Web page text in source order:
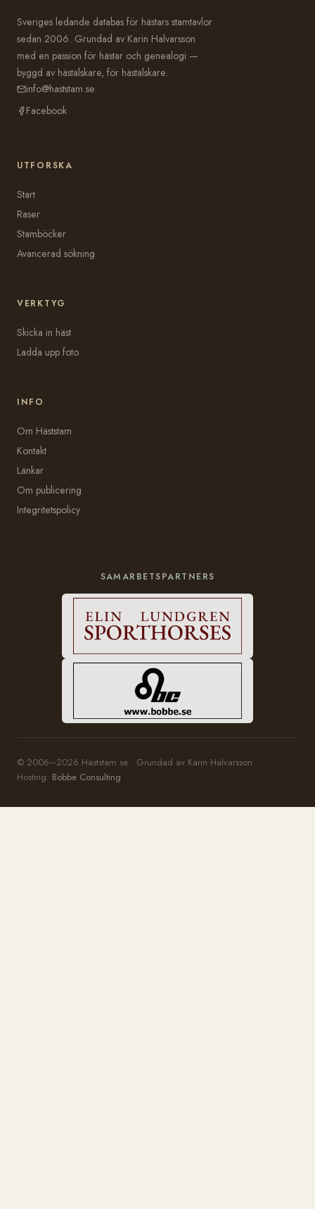
Sveriges ledande databas för hästars stamtavlor
sedan 2006. Grundad av Karin Halvarsson
med en passion för hästar och genealogi —
byggd av hästälskare, för hästälskare.
info@haststam.se
Facebook
UTFORSKA
Start
Raser
Stamböcker
Avancerad sökning
VERKTYG
Skicka in häst
Ladda upp foto
INFO
Om Häststam
Kontakt
Länkar
Om publicering
Integritetspolicy
SAMARBETSPARTNERS
© 2006–2026 Häststam.se · Grundad av Karin Halvarsson
Hosting: Bobbe Consulting